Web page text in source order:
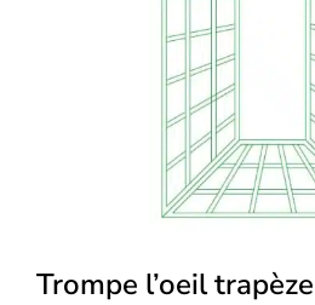
Trompe l’oeil trapèze